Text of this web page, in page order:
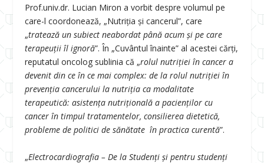
Prof.univ.dr. Lucian Miron a vorbit despre volumul pe
care-l coordonează, „Nutriția și cancerul”, care
„tratează un subiect neabordat până acum și pe care
terapeuții îl ignoră”. În „Cuvântul înainte” al acestei cărți,
reputatul oncolog sublinia că „rolul nutriției în cancer a
devenit din ce în ce mai complex: de la rolul nutriției în
prevenția cancerului la nutriția ca modalitate
terapeutică: asistența nutrițională a pacienților cu
cancer în timpul tratamentelor, consilierea dietetică,
probleme de politici de sănătate în practica curentă”.
„Electrocardiografia – De la Studenți și pentru studenți